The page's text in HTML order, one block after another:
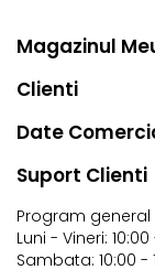
Magazinul
Clienti
Date
Suport Clienti
Program general
Luni - Vineri: 10:00
Sambata: 10:00 -